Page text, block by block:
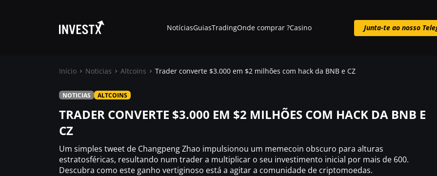
Notícias
Trading
NotíciasGuiasTradingOnde comprar ?Casino Junta-te ao nosso
Início Noticias Altcoins Trader converte $3.000 em $2 milhões com hack da BNB e CZ
NOTICIAS ALTCOINS
TRADER CONVERTE $3.000 EM $2 MILHÕES COM HACK DA BNB E
CZ
Um simples tweet de Changpeng Zhao impulsionou um memecoin obscuro para alturas
estratosféricas, resultando num trader a multiplicar o seu investimento inicial por mais de 600.
Descubra como este ganho vertiginoso está a agitar a comunidade de criptomoedas.